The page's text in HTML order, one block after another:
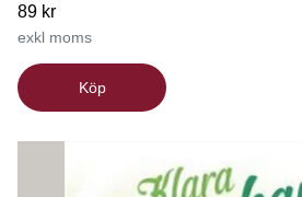
89 kr
exkl moms
Köp